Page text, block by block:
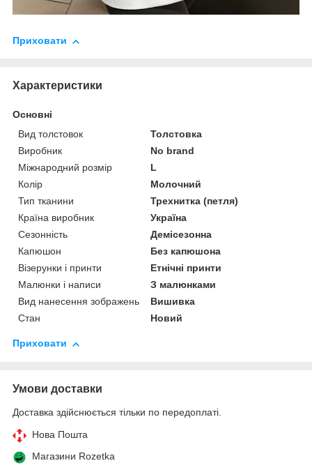
Приховати
Характеристики
Основні
Вид толстовок
Толстовка
Виробник
No brand
Міжнародний розмір
L
Колір
Молочний
Тип тканини
Трехнитка (петля)
Країна виробник
Україна
Сезонність
Демісезонна
Капюшон
Без капюшона
Візерунки і принти
Етнічні принти
Малюнки і написи
З малюнками
Вид нанесення зображень
Вишивка
Стан
Новий
Приховати
Умови доставки
Доставка здійснюється тільки по передоплаті.
Нова Пошта
Магазини Rozetka